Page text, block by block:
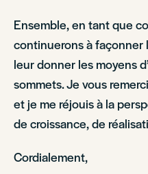
Ensemble, en tant que
continuerons à façonner
leur donner les moyens
sommets. Je vous
et je me réjouis à la
de croissance, de
Cordialement,